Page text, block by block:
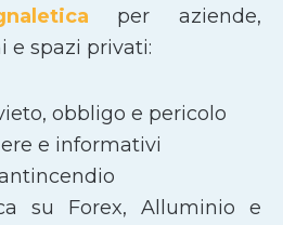
per aziende,
e spazi privati:
obbligo e pericolo
e informativi
su Forex, Alluminio e